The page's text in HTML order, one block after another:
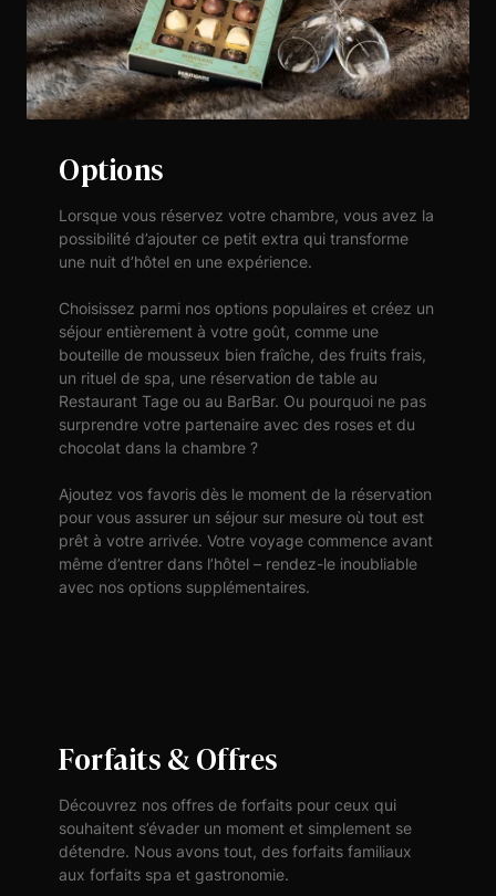
Options
Lorsque vous réservez votre chambre, vous avez la
possibilité d’ajouter ce petit extra qui transforme
une nuit d’hôtel en une expérience.
Choisissez parmi nos options populaires et créez un
séjour entièrement à votre goût, comme une
bouteille de mousseux bien fraîche, des fruits frais,
un rituel de spa, une réservation de table au
Restaurant Tage ou au BarBar. Ou pourquoi ne pas
surprendre votre partenaire avec des roses et du
chocolat dans la chambre ?
Ajoutez vos favoris dès le moment de la réservation
pour vous assurer un séjour sur mesure où tout est
prêt à votre arrivée. Votre voyage commence avant
même d’entrer dans l’hôtel – rendez-le inoubliable
avec nos options supplémentaires.
Forfaits & Offres
Découvrez nos offres de forfaits pour ceux qui
souhaitent s’évader un moment et simplement se
détendre. Nous avons tout, des forfaits familiaux
aux forfaits spa et gastronomie.